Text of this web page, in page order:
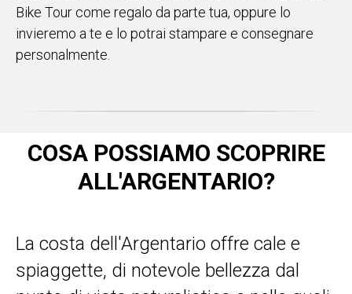
Bike Tour come regalo da parte tua, oppure lo
invieremo a te e lo potrai stampare e consegnare
personalmente.
COSA POSSIAMO SCOPRIRE
ALL'ARGENTARIO?
La costa dell'Argentario offre cale e
spiaggette, di notevole bellezza dal